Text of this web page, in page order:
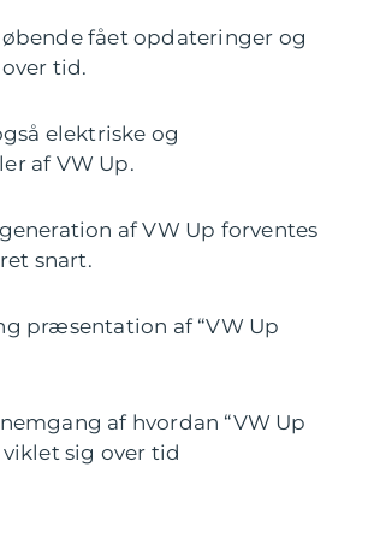
fået opdateringer og
tid.
elektriske og
af VW Up.
af VW Up forventes
snart.
præsentation af “VW Up
af hvordan “VW Up
sig over tid